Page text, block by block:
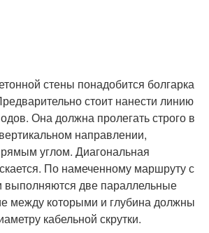
стены понадобится болгарка
стоит нанести линию
Она должна пролегать строго в
направлении,
углом. Диагональная
По намеченному маршруту с
выполняются две параллельные
между которыми и глубина должны
кабельной скрутки.